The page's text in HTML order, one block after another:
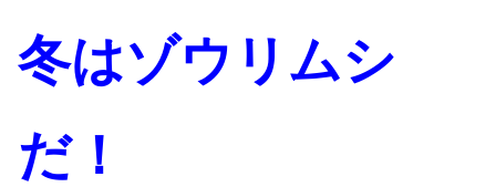
冬はゾウリムシ
だ！